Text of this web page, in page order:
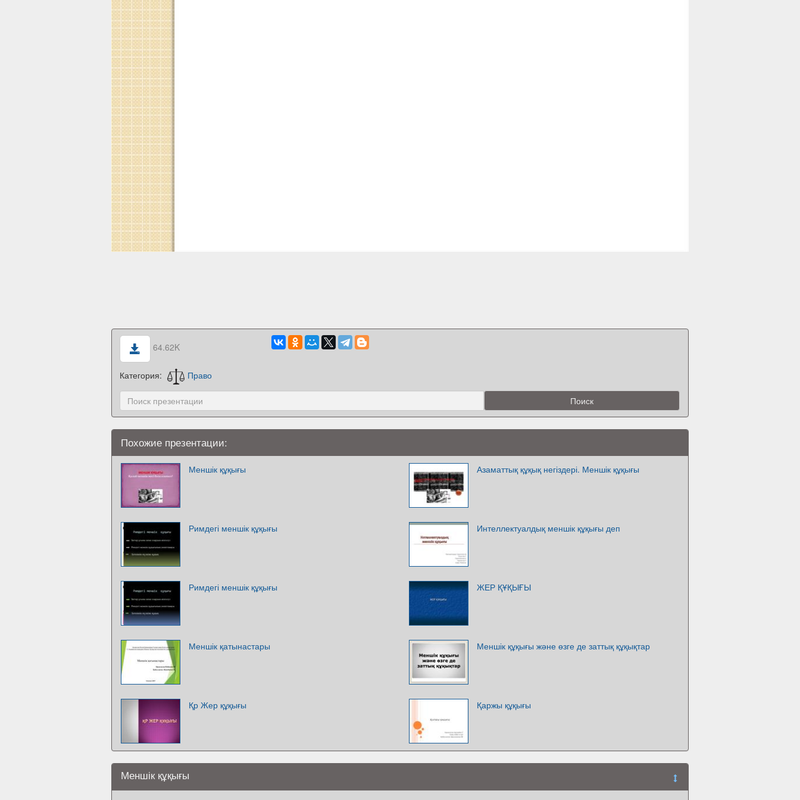
64.62K
Категория: Право
Похожие презентации:
Меншік құқығы Азаматтық құқық негіздері. Меншік құқығы
Римдегі меншік құқығы Интеллектуалдық меншік құқығы деп
Римдегі меншік құқығы ЖЕР ҚҰҚЫҒЫ
Меншік қатынастары Меншік құқығы және өзге де заттық құқықтар
Қр Жер құқығы Қаржы құқығы
Меншік құқығы